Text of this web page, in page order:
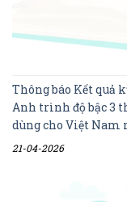
Thông báo Kết quả
Anh trình độ bậc 3
dùng cho Việt Nam
21-04-2026